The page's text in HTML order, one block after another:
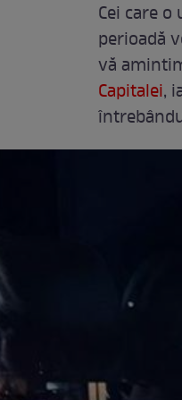
Cei care
perioadă
vă
Capitalei,